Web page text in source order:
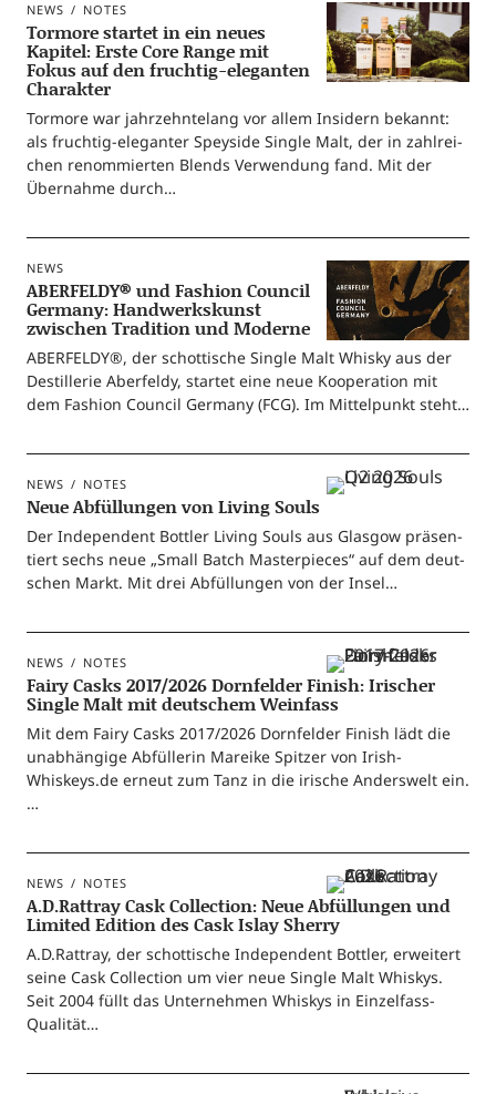
NEWS NOTES
Tormore startet in ein neues
Kapitel: Erste Core Range mit
Fokus auf den fruchtig-eleganten
Charakter
Tor­mo­re war jahr­zehn­te­lang vor allem Insi­dern bekannt:
als fruch­­tig-ele­­gan­­ter Spey­si­de Sin­gle Malt, der in zahl­rei­
chen renom­mier­ten Blends Ver­wen­dung fand. Mit der
Über­nah­me durch…
NEWS
ABERFELDY® und Fashion Council
Germany: Handwerkskunst
zwischen Tradition und Moderne
ABERFELDY®, der schot­ti­sche Sin­gle Malt Whis­ky aus der
Destil­le­rie Aber­fel­dy, star­tet eine neue Koope­ra­ti­on mit
dem Fashion Coun­cil Ger­ma­ny (FCG). Im Mit­tel­punkt steht…
NEWS NOTES
Neue Abfüllungen von Living Souls
Der Inde­pen­dent Bot­t­ler Living Souls aus Glas­gow prä­sen­
tiert sechs neue „Small Batch Mas­ter­pie­ces“ auf dem deut­
schen Markt. Mit drei Abfül­lun­gen von der Insel…
NEWS NOTES
Fairy Casks 2017/2026 Dornfelder Finish: Irischer
Single Malt mit deutschem Weinfass
Mit dem Fairy Casks 2017/2026 Dorn­fel­der Finish lädt die
unab­hän­gi­ge Abfül­le­rin Marei­ke Spit­zer von Irish-
Whiskeys.de erneut zum Tanz in die iri­sche Anders­welt ein.
…
NEWS NOTES
A.D.Rattray Cask Collection: Neue Abfüllungen und
Limited Edition des Cask Islay Sherry
A.D.Rattray, der schot­ti­sche Inde­pen­dent Bot­t­ler, erwei­tert
sei­ne Cask Coll­ec­tion um vier neue Sin­gle Malt Whis­kys.
Seit 2004 füllt das Unter­neh­men Whis­kys in Einzelfass-
Qualität…